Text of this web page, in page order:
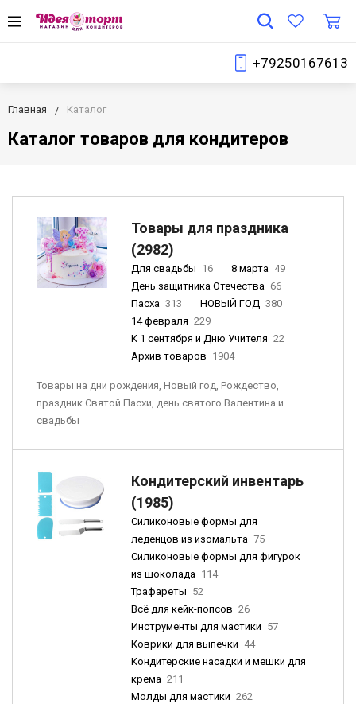
+79250167613
Главная Каталог
Каталог товаров для кондитеров
Товары для праздника
(2982)
Для свадьбы 16 8 марта 49
День защитника Отечества 66
Пасха 313 НОВЫЙ ГОД 380
14 февраля 229
К 1 сентября и Дню Учителя 22
Архив товаров 1904
Товары на дни рождения, Новый год, Рождество,
праздник Святой Пасхи, день святого Валентина и
свадьбы
Кондитерский инвентарь
(1985)
Силиконовые формы для
леденцов из изомальта 75
Силиконовые формы для фигурок
из шоколада 114
Трафареты 52
Всё для кейк-попсов 26
Инструменты для мастики 57
Коврики для выпечки 44
Кондитерские насадки и мешки для
крема 211
Молды для мастики 262